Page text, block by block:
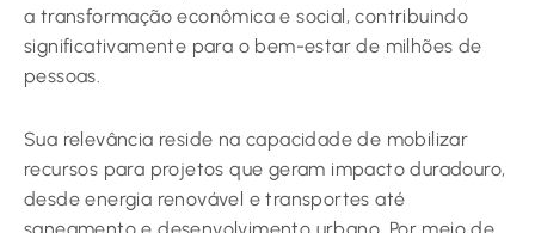
a transformação econômica e social, contribuindo
significativamente para o bem-estar de milhões de
pessoas.
Sua relevância reside na capacidade de mobilizar
recursos para projetos que geram impacto duradouro,
desde energia renovável e transportes até